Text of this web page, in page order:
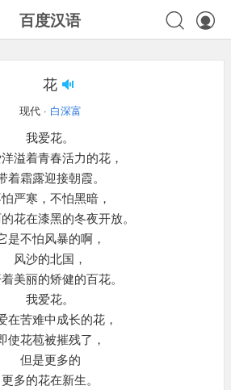
百度汉语 

花
现代 · 白深富
我爱花。
溢着青春活力的花，
着霜露迎接朝霞。
严寒，不怕黑暗，
花在漆黑的冬夜开放。
是不怕风暴的啊，
风沙的北国，
美丽的矫健的百花。
我爱花。
在苦难中成长的花，
使花苞被摧残了，
但是更多的
更多的花在新生。